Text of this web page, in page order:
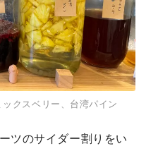
クスベリー、台湾パイン
ツのサイダー割りをい